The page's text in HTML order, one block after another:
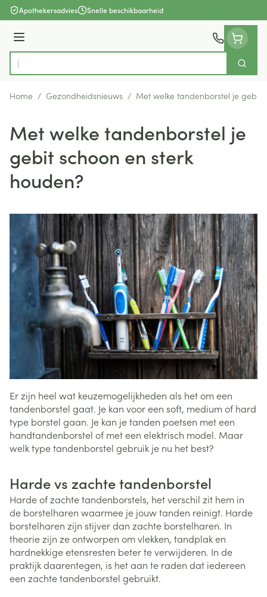
Ga naar de inhoud
Apothekersadvies Snelle beschikbaarheid
Menu
Product, merk, categorie...
Zoek
Home / Gezondheidsnieuws / Met welke tandenborstel je gebit
Met welke tandenborstel je
gebit schoon en sterk
houden?
Er zijn heel wat keuzemogelijkheden als het om een
tandenborstel gaat. Je kan voor een soft, medium of hard
type borstel gaan. Je kan je tanden poetsen met een
handtandenborstel of met een elektrisch model. Maar
welk type tandenborstel gebruik je nu het best?
Harde vs zachte tandenborstel
Harde of zachte tandenborstels, het verschil zit hem in
de borstelharen waarmee je jouw tanden reinigt. Harde
borstelharen zijn stijver dan zachte borstelharen. In
theorie zijn ze ontworpen om vlekken, tandplak en
hardnekkige etensresten beter te verwijderen. In de
praktijk daarentegen, is het aan te raden dat iedereen
een zachte tandenborstel gebruikt.